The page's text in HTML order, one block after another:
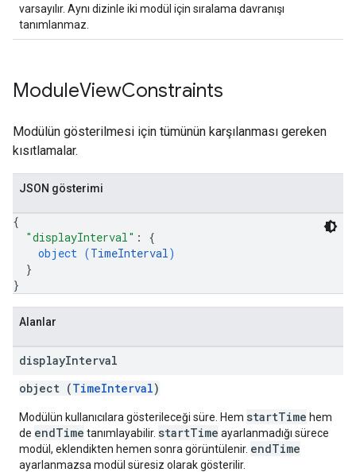
varsayılır. Aynı dizinle iki modül için sıralama davranışı
tanımlanmaz.
ModuleViewConstraints
Modülün gösterilmesi için tümünün karşılanması gereken
kısıtlamalar.
JSON gösterimi
{
"displayInterval" : {
object (TimeInterval)
}
}
Alanlar
displayInterval
object (TimeInterval)
Modülün kullanıcılara gösterileceği süre. Hem startTime hem
de endTime tanımlayabilir. startTime ayarlanmadığı sürece
modül, eklendikten hemen sonra görüntülenir. endTime
ayarlanmazsa modül süresiz olarak gösterilir.